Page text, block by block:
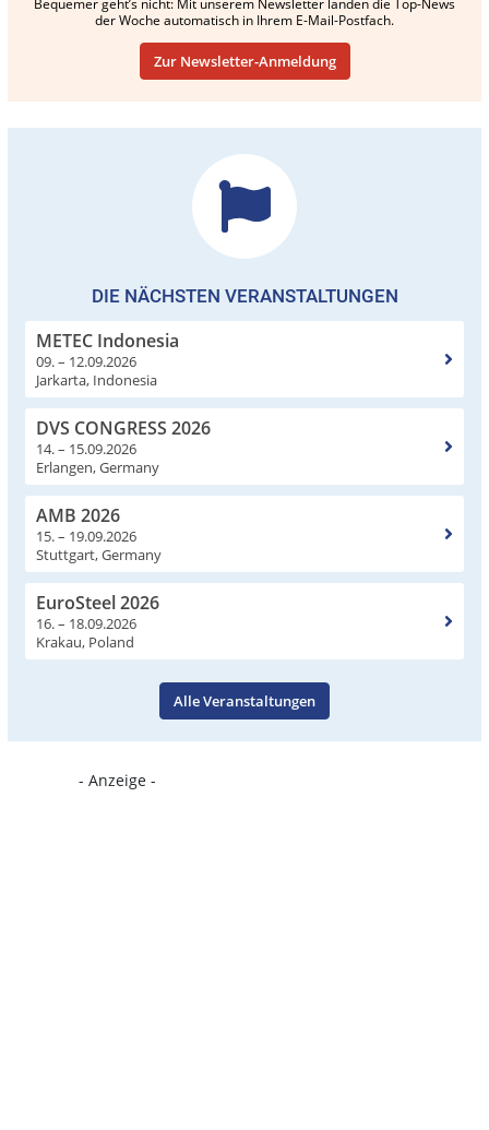
Bequemer geht’s nicht: Mit unserem Newsletter landen die Top-News
der Woche automatisch in Ihrem E-Mail-Postfach.
Zur Newsletter-Anmeldung
DIE NÄCHSTEN VERANSTALTUNGEN
METEC Indonesia
09. – 12.09.2026
Jarkarta, Indonesia
DVS CONGRESS 2026
14. – 15.09.2026
Erlangen, Germany
AMB 2026
15. – 19.09.2026
Stuttgart, Germany
EuroSteel 2026
16. – 18.09.2026
Krakau, Poland
Alle Veranstaltungen
- Anzeige -